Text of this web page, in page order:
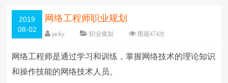
2019
08-02
网络工程师职业规划
jacky 职业规划 围观474次
字体：大 中 小
网络工程师是通过学习和训练，掌握网络技术的理论知识
和操作技能的网络技术人员。